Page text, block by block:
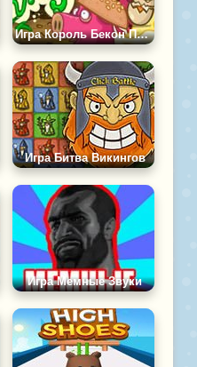
Игра Король Бекон Против Веганов
Игра Битва Викингов
Игра Мемные Звуки